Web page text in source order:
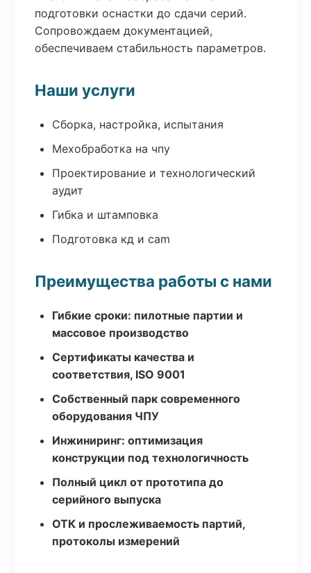
подготовки оснастки до сдачи серий.
Сопровождаем документацией,
обеспечиваем стабильность параметров.
Наши услуги
Сборка, настройка, испытания
Мехобработка на чпу
Проектирование и технологический
аудит
Гибка и штамповка
Подготовка кд и cam
Преимущества работы с нами
Гибкие сроки: пилотные партии и
массовое производство
Сертификаты качества и
соответствия, ISO 9001
Собственный парк современного
оборудования ЧПУ
Инжиниринг: оптимизация
конструкции под технологичность
Полный цикл от прототипа до
серийного выпуска
ОТК и прослеживаемость партий,
протоколы измерений